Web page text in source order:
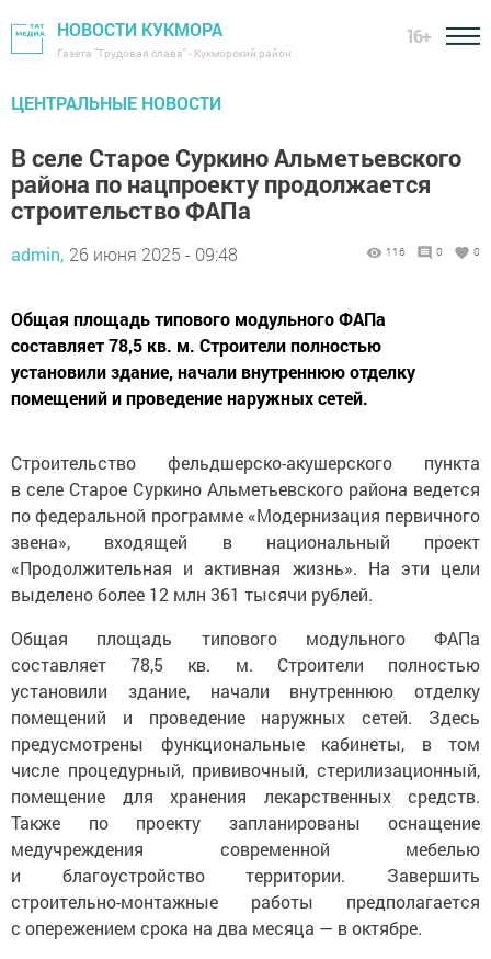
НОВОСТИ КУКМОРА
Газета "Трудовая слава" - Кукморский район
16+
ЦЕНТРАЛЬНЫЕ НОВОСТИ
В селе Старое Суркино Альметьевского
района по нацпроекту продолжается
строительство ФАПа
admin, 26 июня 2025 - 09:48 116 0 0
Общая площадь типового модульного ФАПа
составляет 78,5 кв. м. Строители полностью
установили здание, начали внутреннюю отделку
помещений и проведение наружных сетей.
Строительство фельдшерско-акушерского пункта
в селе Старое Суркино Альметьевского района ведется
по федеральной программе «Модернизация первичного
звена», входящей в национальный проект
«Продолжительная и активная жизнь». На эти цели
выделено более 12 млн 361 тысячи рублей.
Общая площадь типового модульного ФАПа
составляет 78,5 кв. м. Строители полностью
установили здание, начали внутреннюю отделку
помещений и проведение наружных сетей. Здесь
предусмотрены функциональные кабинеты, в том
числе процедурный, прививочный, стерилизационный,
помещение для хранения лекарственных средств.
Также по проекту запланированы оснащение
медучреждения современной мебелью
и благоустройство территории. Завершить
строительно-монтажные работы предполагается
с опережением срока на два месяца — в октябре.